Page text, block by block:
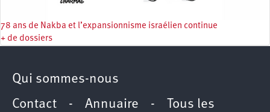
78 ans de Nakba et l’expansionnisme israélien continue
+ de dossiers
Qui sommes-nous
Contact - Annuaire -
Tous les